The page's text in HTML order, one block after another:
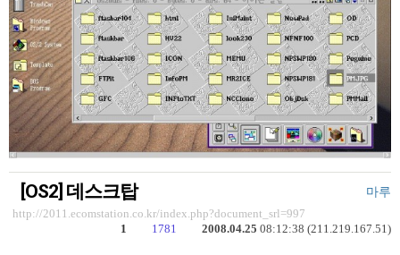
[OS2] 데스크탑 마루
http://2011.ecomstation.co.kr/index.php?document_srl=997
2008.04.25 08:12:38 (211.219.167.51)
1781
1